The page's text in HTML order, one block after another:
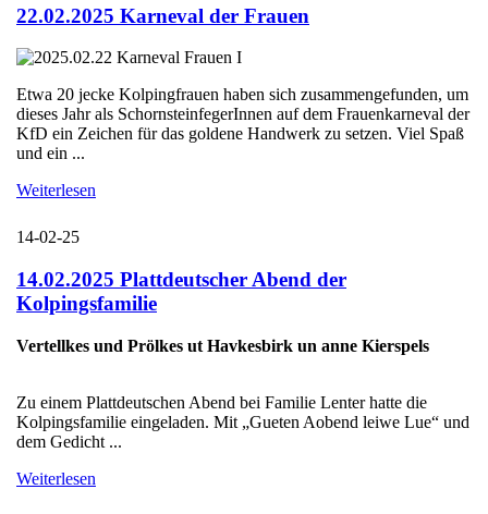
22.02.2025 Karneval der Frauen
Etwa 20 jecke Kolpingfrauen haben sich zusammengefunden, um
dieses Jahr als SchornsteinfegerInnen auf dem Frauenkarneval der
KfD ein Zeichen für das goldene Handwerk zu setzen. Viel Spaß
und ein ...
Weiterlesen
14-02-25
14.02.2025 Plattdeutscher Abend der
Kolpingsfamilie
Vertellkes und Prölkes ut Havkesbirk un anne Kierspels
Zu einem Plattdeutschen Abend bei Familie Lenter hatte die
Kolpingsfamilie eingeladen. Mit „Gueten Aobend leiwe Lue“ und
dem Gedicht ...
Weiterlesen